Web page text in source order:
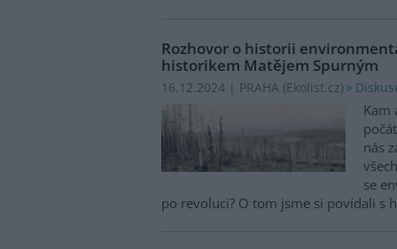
Rozhovor o historii
historikem Matějem Spurným
16.12.2024 | PRAHA (Ekolist.cz)
Kam
nás
se
po revoluci? O tom jsme si povídali s